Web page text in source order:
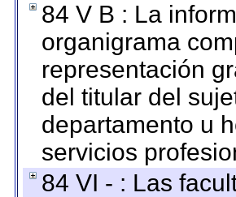
84 V B : La
organigrama
representación
del titular del
departamento u
servicios
84 VI - : Las